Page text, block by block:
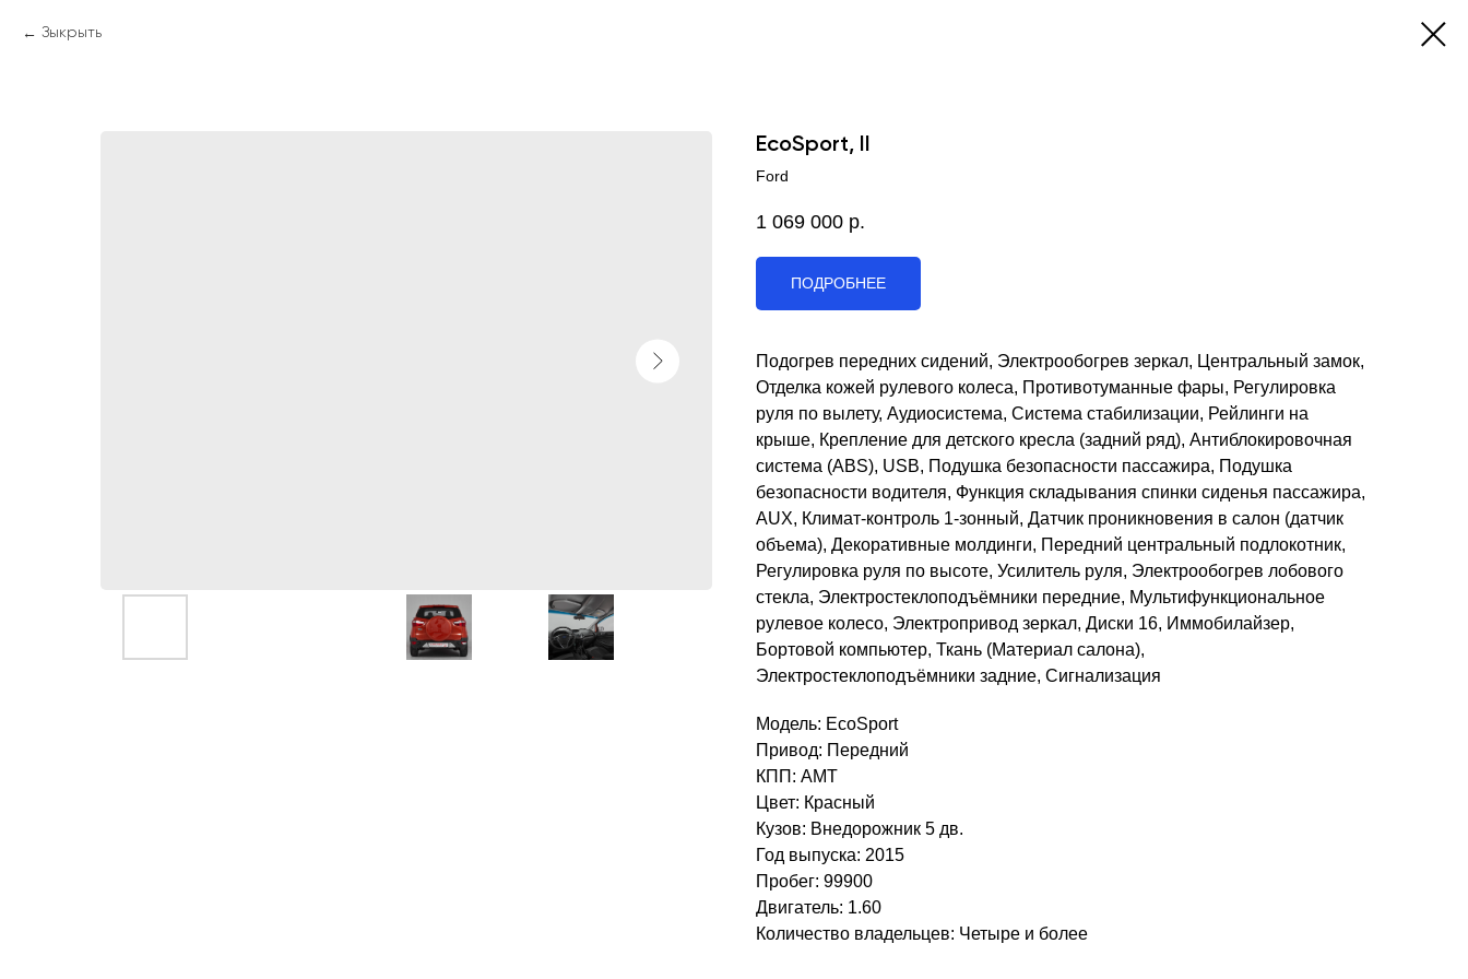
Зыкрыть
EcoSport, II
Ford
1 069 000 р.
ПОДРОБНЕЕ
Подогрев передних сидений, Электрообогрев зеркал, Центральный замок,
Отделка кожей рулевого колеса, Противотуманные фары, Регулировка
руля по вылету, Аудиосистема, Система стабилизации, Рейлинги на
крыше, Крепление для детского кресла (задний ряд), Антиблокировочная
система (ABS), USB, Подушка безопасности пассажира, Подушка
безопасности водителя, Функция складывания спинки сиденья пассажира,
AUX, Климат-контроль 1-зонный, Датчик проникновения в салон (датчик
объема), Декоративные молдинги, Передний центральный подлокотник,
Регулировка руля по высоте, Усилитель руля, Электрообогрев лобового
стекла, Электростеклоподъёмники передние, Мультифункциональное
рулевое колесо, Электропривод зеркал, Диски 16, Иммобилайзер,
Бортовой компьютер, Ткань (Материал салона),
Электростеклоподъёмники задние, Сигнализация
Модель: EcoSport
Привод: Передний
КПП: AMT
Цвет: Красный
Кузов: Внедорожник 5 дв.
Год выпуска: 2015
Пробег: 99900
Двигатель: 1.60
Количество владельцев: Четыре и более